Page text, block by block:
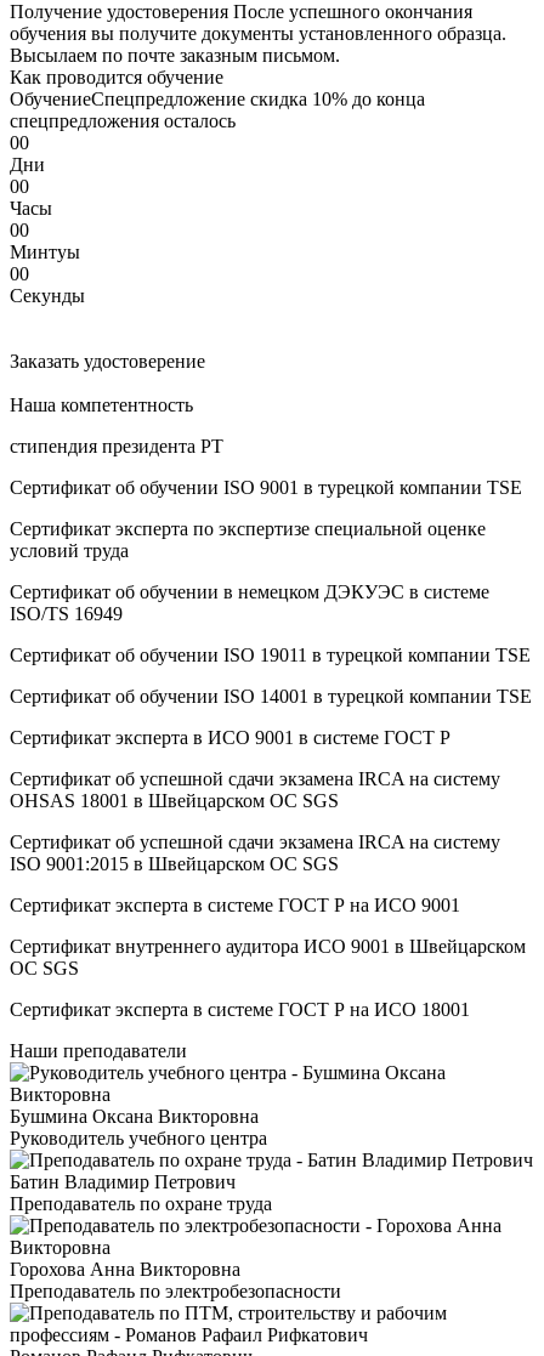
Получение удостоверения После успешного окончания
oбучeния вы получите документы установленного образца.
Высылаем по почте заказным письмом.
Как проводится oбучeние
OбучeниеСпецпредложение скидка 10% до конца
спецпредложения осталось
00
Дни
00
Часы
00
Минтуы
00
Секунды
Заказать удостоверение
Наша компетентность
стипендия президента РТ
Сертификат об oбучeнии ISO 9001 в турецкой компании TSE
Сертификат эксперта по экспертизе специальной оценке
условий труда
Сертификат об oбучeнии в немецком ДЭКУЭС в системе
ISO/TS 16949
Сертификат об oбучeнии ISO 19011 в турецкой компании TSE
Сертификат об oбучeнии ISO 14001 в турецкой компании TSE
Сертификат эксперта в ИСО 9001 в системе ГОСТ Р
Сертификат об успешной сдачи экзамена IRCA на систему
OHSAS 18001 в Швейцарском ОС SGS
Сертификат об успешной сдачи экзамена IRCA на систему
ISO 9001:2015 в Швейцарском ОС SGS
Сертификат эксперта в системе ГОСТ Р на ИСО 9001
Сертификат внутреннего аудитора ИСО 9001 в Швейцарском
ОС SGS
Сертификат эксперта в системе ГОСТ Р на ИСО 18001
Наши преподаватели
Бушмина Оксана Викторовна
Руководитель учебного центра
Батин Владимир Петрович
Преподаватель по охране труда
Горохова Анна Викторовна
Преподаватель по электробезопасности